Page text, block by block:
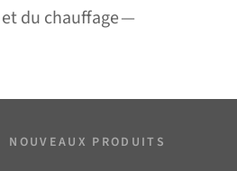
du chauffage —
NOUVEAUX PRODUITS